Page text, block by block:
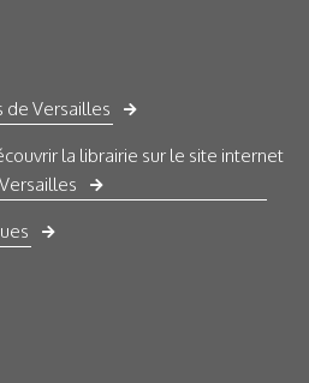
de Versailles
la librairie sur le site internet